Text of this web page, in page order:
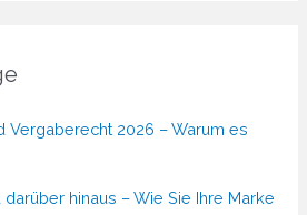
Vergaberecht 2026 – Warum es
hinaus – Wie Sie Ihre Marke